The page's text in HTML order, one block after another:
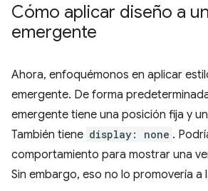
Cómo aplicar diseño a
emergente
Ahora, enfoquémonos en aplicar
emergente. De forma
emergente tiene una posición fija y
También tiene display: none .
comportamiento para mostrar una
Sin embargo, eso no lo promovería a